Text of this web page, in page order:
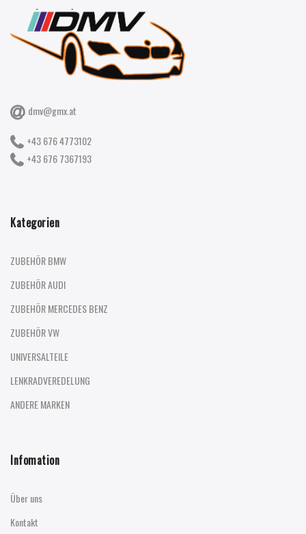
dmv@gmx.at
+43 676 4773102
+43 676 7367193
Kategorien
ZUBEHÖR BMW
ZUBEHÖR AUDI
ZUBEHÖR MERCEDES BENZ
ZUBEHÖR VW
UNIVERSALTEILE
LENKRADVEREDELUNG
ANDERE MARKEN
Infomation
Über uns
Kontakt